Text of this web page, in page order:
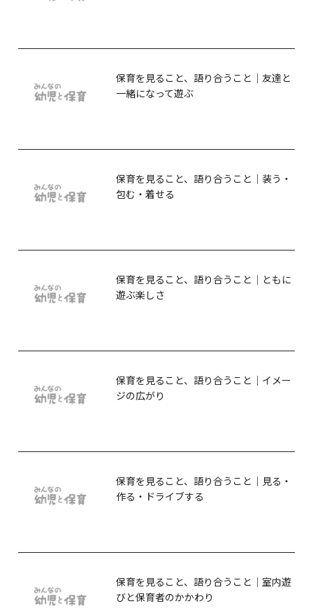
保育を見ること、語り合うこと｜友達と
一緒になって遊ぶ
保育を見ること、語り合うこと｜装う・
包む・着せる
保育を見ること、語り合うこと｜ともに
遊ぶ楽しさ
保育を見ること、語り合うこと｜イメー
ジの広がり
保育を見ること、語り合うこと｜見る・
作る・ドライブする
保育を見ること、語り合うこと｜室内遊
びと保育者のかかわり